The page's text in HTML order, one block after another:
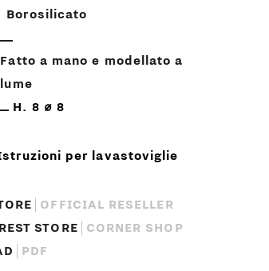
Borosilicato
Fatto a mano e modellato a
lume
H. 8 ⌀ 8
per lavastoviglie
OFFICIAL RESELLER
STORE
CORNER SHOP
PDF